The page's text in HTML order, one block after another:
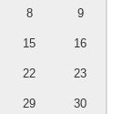
8 9
15 16
22 23
29 30